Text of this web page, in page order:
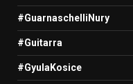
#GuarnaschelliNury
#Guitarra
#GyulaKosice